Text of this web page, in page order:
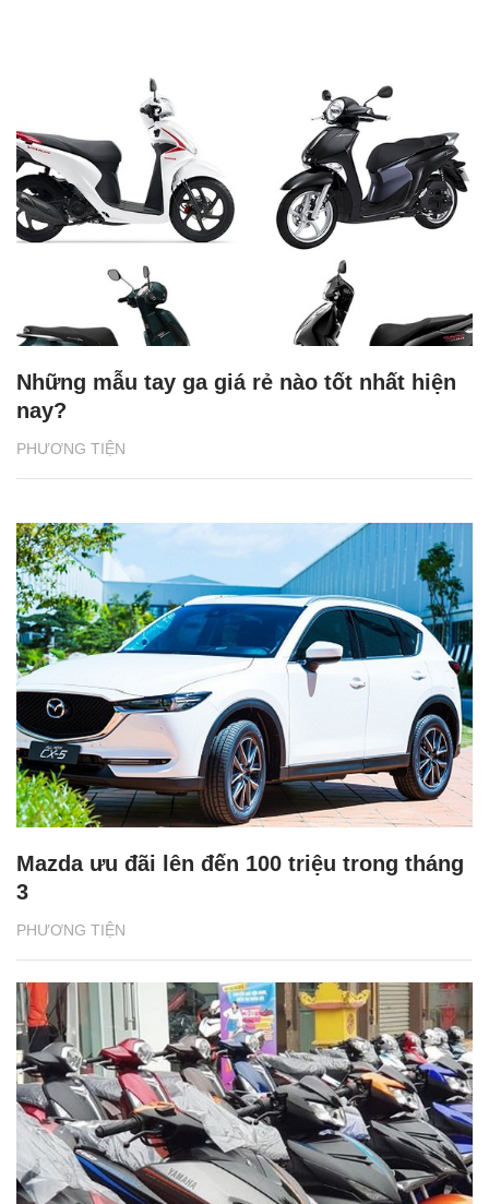
PHƯƠNG TIỆN
Những mẫu tay ga giá rẻ nào tốt nhất hiện
nay?
PHƯƠNG TIỆN
Mazda ưu đãi lên đến 100 triệu trong tháng
3